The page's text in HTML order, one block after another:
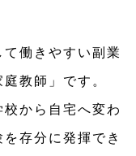
働きやすい副業
教師」です。
から自宅へ変わ
存分に発揮でき